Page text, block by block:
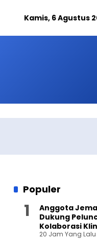
Kamis, 6 Agustus
Populer
Anggota
Dukung
Kolaborasi
20 Jam Yang Lalu